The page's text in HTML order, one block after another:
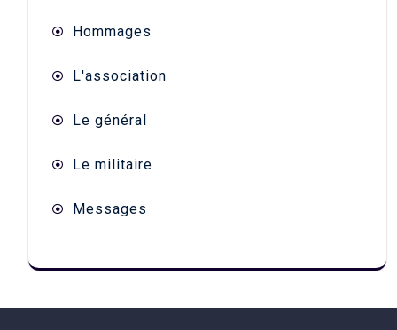
Hommages
L'association
Le général
Le militaire
Messages